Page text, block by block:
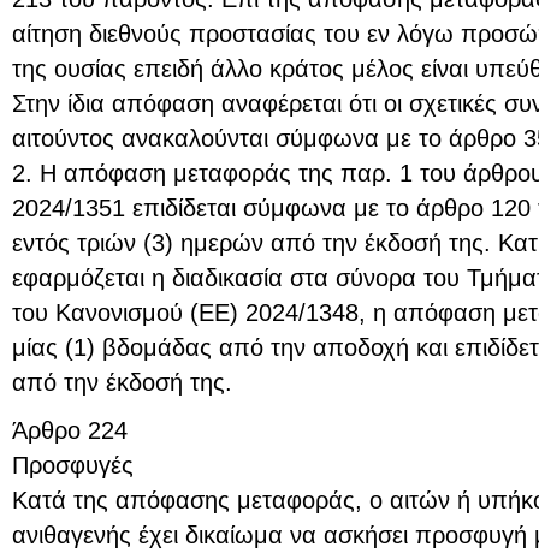
αίτηση διεθνούς προστασίας του εν λόγω
της ουσίας επειδή άλλο κράτος μέλος είναι
Στην ίδια απόφαση αναφέρεται ότι οι σχετικές
αιτούντος ανακαλούνται σύμφωνα με το άρθρο
2. Η απόφαση μεταφοράς της παρ. 1 του
2024/1351 επιδίδεται σύμφωνα με το άρθρο
εντός τριών (3) ημερών από την έκδοσή της.
εφαρμόζεται η διαδικασία στα σύνορα του
του Κανονισμού (ΕΕ) 2024/1348, η απόφαση
μίας (1) βδομάδας από την αποδοχή και
από την έκδοσή της.
Άρθρο 224
Προσφυγές
Κατά της απόφασης μεταφοράς, ο αιτών ή
ανιθαγενής έχει δικαίωμα να ασκήσει